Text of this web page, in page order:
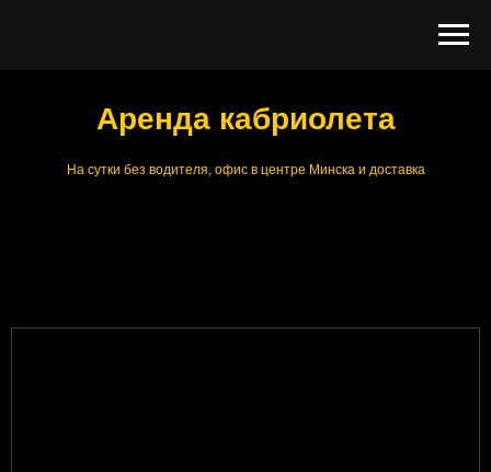
Аренда кабриолета
На сутки без водителя, офис в центре Минска и доставка